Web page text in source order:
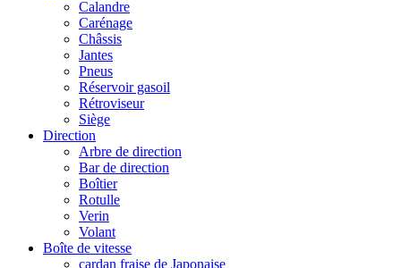
Calandre
Carénage
Châssis
Jantes
Pneus
Réservoir gasoil
Rétroviseur
Siège
Direction
Arbre de direction
Bar de direction
Boîtier
Rotulle
Verin
Volant
Boîte de vitesse
cardan fraise de Japonaise